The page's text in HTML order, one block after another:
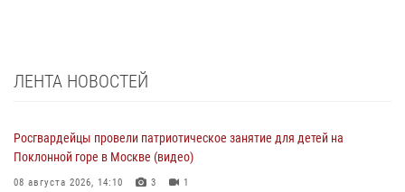
ЛЕНТА НОВОСТЕЙ
Росгвардейцы провели патриотическое занятие для детей на
Поклонной горе в Москве (видео)
08 августа 2026, 14:10 3 1